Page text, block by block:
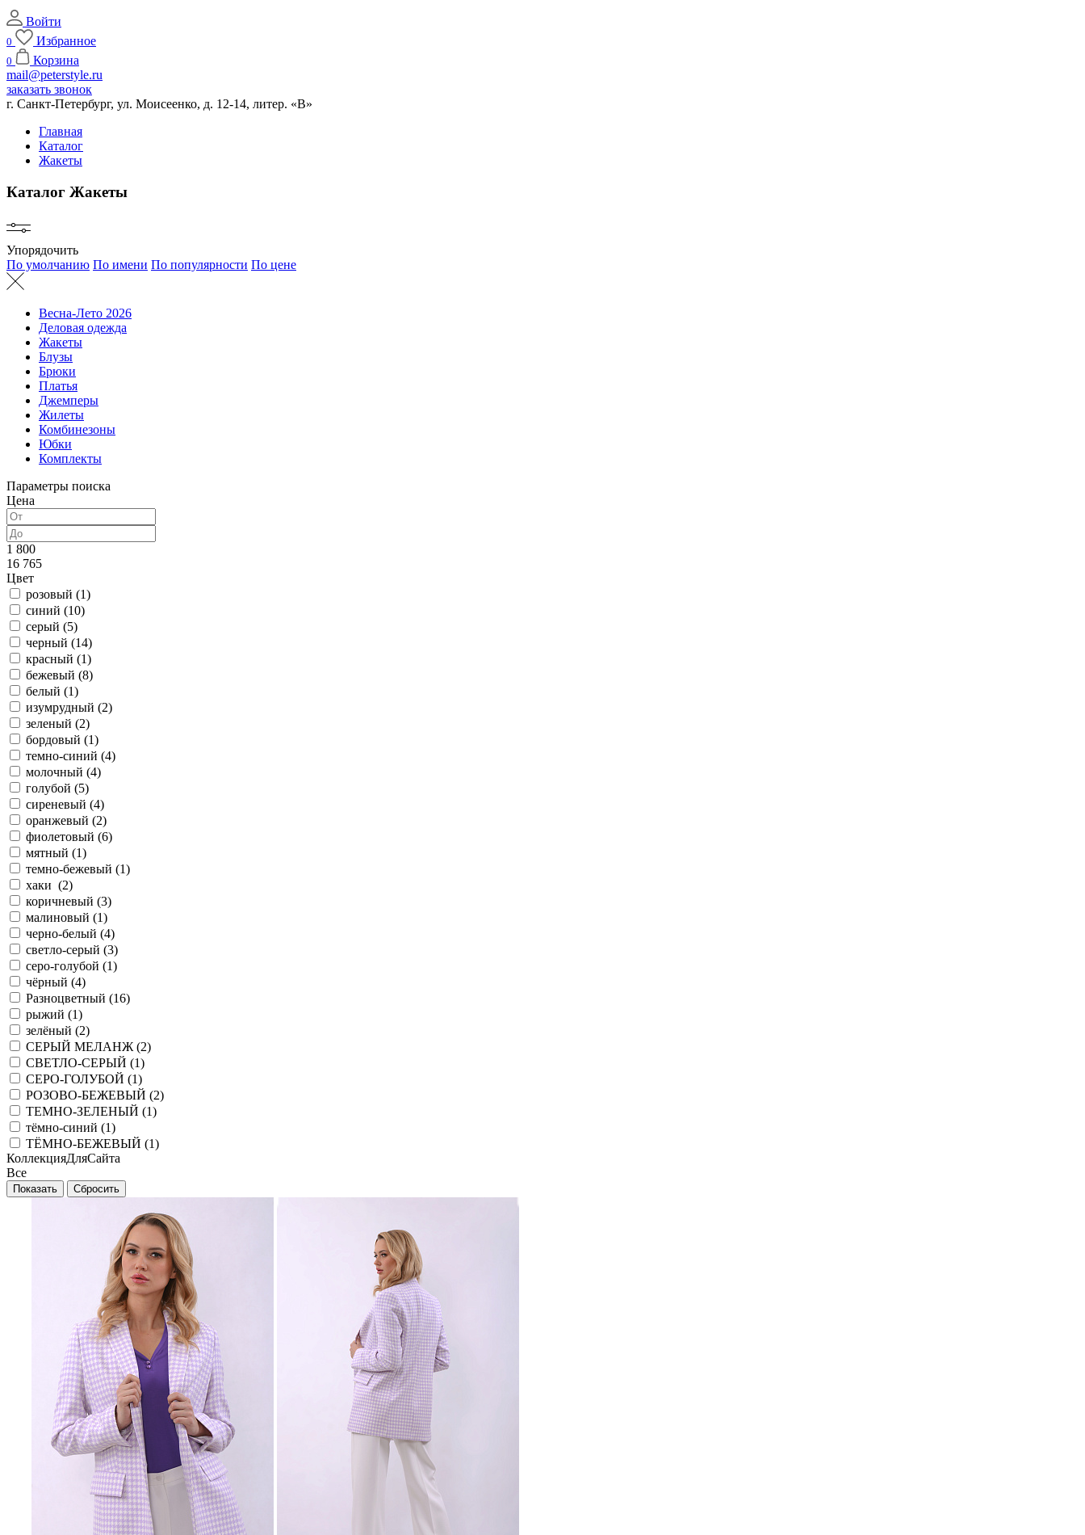
Войти
0 Избранное
0
Корзина
mail@peterstyle.ru
заказать звонок
г. Санкт-Петербург, ул. Моисеенко, д. 12-14, литер. «В»
Главная
Каталог
Жакеты
Каталог Жакеты
Упорядочить
По умолчанию По имени По популярности По цене
Весна-Лето 2026
Деловая одежда
Жакеты
Блузы
Брюки
Платья
Джемперы
Жилеты
Комбинезоны
Юбки
Комплекты
Параметры поиска
Цена
1 800
16 765
Цвет
розовый (1)
синий (10)
серый (5)
черный (14)
красный (1)
бежевый (8)
белый (1)
изумрудный (2)
зеленый (2)
бордовый (1)
темно-синий (4)
молочный (4)
голубой (5)
сиреневый (4)
оранжевый (2)
фиолетовый (6)
мятный (1)
темно-бежевый (1)
хаки (2)
коричневый (3)
малиновый (1)
черно-белый (4)
светло-серый (3)
серо-голубой (1)
чёрный (4)
Разноцветный (16)
рыжий (1)
зелёный (2)
СЕРЫЙ МЕЛАНЖ (2)
СВЕТЛО-СЕРЫЙ (1)
СЕРО-ГОЛУБОЙ (1)
РОЗОВО-БЕЖЕВЫЙ (2)
ТЕМНО-ЗЕЛЕНЫЙ (1)
тёмно-синий (1)
ТЁМНО-БЕЖЕВЫЙ (1)
КоллекцияДляСайта
Все